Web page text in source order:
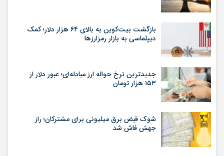
بازگشت بیت‌کوین به بالای ۶۴ هزار دلار؛ کمک
دیپلماسی به بازار رمزارزها
جدیدترین نرخ حواله ارز مبادله‌ای؛ عبور دلار از
۱۵۳ هزار تومان
شوک قبض برق میلیونی برای مشترکان؛ راز
جهش فاش شد